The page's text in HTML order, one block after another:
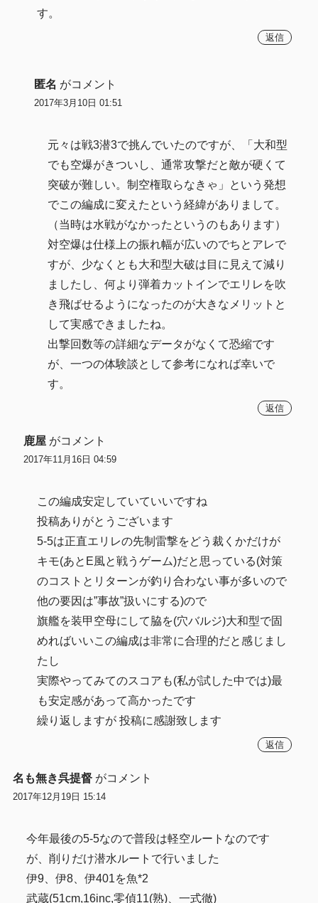
す。
返信
匿名 がコメント
2017年3月10日 01:51
元々は戦3潜3で挑んでいたのですが、「大和型
でも空爆がきついし、通常攻撃だと敵が硬くて
突破が難しい。制空権取らなきゃ」という発想
でこの編成に変えたという経緯がありまして。
（当時は水戦がなかったというのもあります）
対空爆は仕様上の振れ幅が広いのでちとアレで
すが、少なくとも大和型大破は目に見えて減り
ましたし、何より弾着カットインでエリレを吹
き飛ばせるようになったのが大きなメリットと
して実感できましたね。
出撃回数等の詳細なデータがなくて恐縮です
が、一つの体験談として参考になれば幸いで
す。
返信
鹿屋 がコメント
2017年11月16日 04:59
この編成安定していていいですね
投稿ありがとうございます
5-5は正直エリレの先制雷撃をどう裁くかだけが
キモ(あとE風と戦うゲーム)だと思っている(対策
のコストとリターンが釣り合わない事が多いので
他の要因は”事故”扱いにする)ので
旗艦を装甲空母にして脇を(穴バルジ)大和型で固
めればいいこの編成は非常に合理的だと感じまし
たし
実際やってみてのスコアも(私が試した中では)最
も安定感があって高かったです
繰り返しますが 投稿に感謝致します
返信
名も無き呉提督 がコメント
2017年12月19日 15:14
今年最後の5-5なので普段は軽空ルートなのです
が、削りだけ潜水ルートで行いました
伊9、伊8、伊401を魚*2
武蔵(51cm,16inc,零偵11(熟)、一式徹)